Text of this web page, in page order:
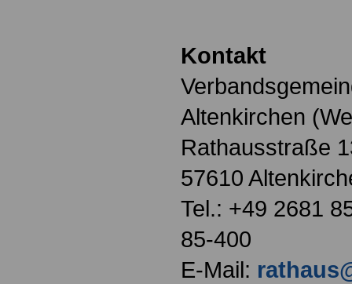
Kontakt
Altenkirchen
Rathausstraße
57610
Tel.: +49 2681
85-400
E-Mail: